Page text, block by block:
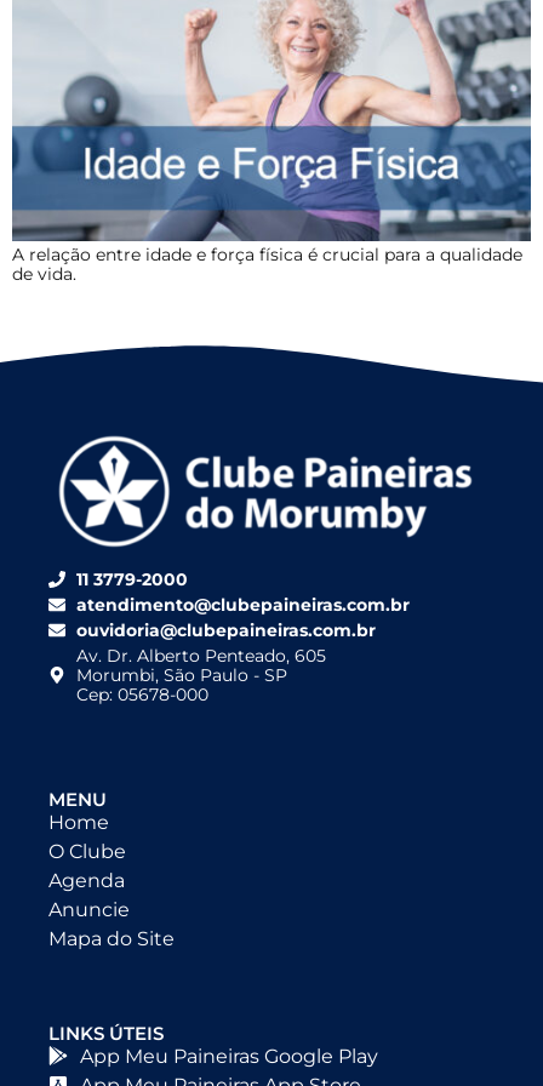
A relação entre idade e força física é crucial para a qualidade
de vida.
11 3779-2000
atendimento@clubepaineiras.com.br
ouvidoria@clubepaineiras.com.br
Av. Dr. Alberto Penteado, 605
Morumbi, São Paulo - SP
Cep: 05678-000
MENU
Home
O Clube
Agenda
Anuncie
Mapa do Site
LINKS ÚTEIS
App Meu Paineiras Google Play